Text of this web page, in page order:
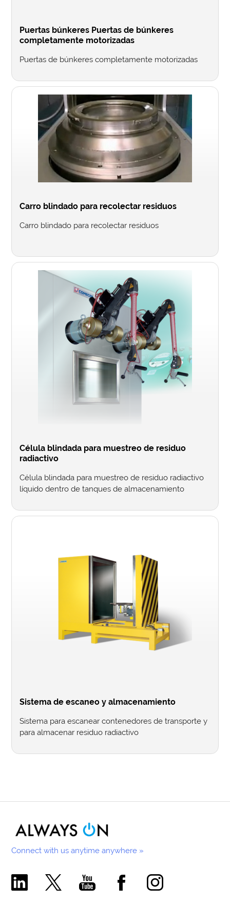
Puertas búnkeres Puertas de búnkeres
completamente motorizadas
Puertas de búnkeres completamente motorizadas
Carro blindado para recolectar residuos
Carro blindado para recolectar residuos
Célula blindada para muestreo de residuo
radiactivo
Célula blindada para muestreo de residuo radiactivo
líquido dentro de tanques de almacenamiento
Sistema de escaneo y almacenamiento
Sistema para escanear contenedores de transporte y
para almacenar residuo radiactivo
Connect with us anytime anywhere »
Comecer Linkedin Page
Comecer X PageComecer Youtube Channel
Comecer Facebook Page
Comecer Instagram